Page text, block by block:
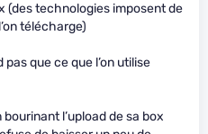
(des technologies imposent de
télécharge)
que ce que l’on utilise
l’upload de sa box